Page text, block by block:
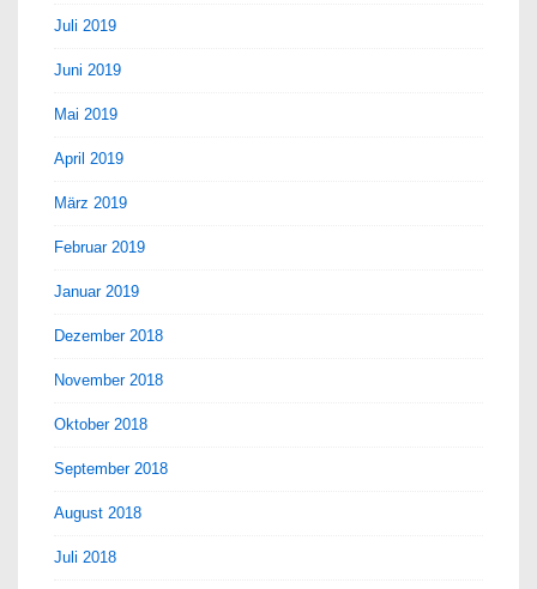
Juli 2019
Juni 2019
Mai 2019
April 2019
März 2019
Februar 2019
Januar 2019
Dezember 2018
November 2018
Oktober 2018
September 2018
August 2018
Juli 2018